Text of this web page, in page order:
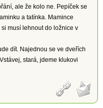
ale že kolo ne. Pepíček se
a tatínka. Mamince
musí lehnout do ložnice v
dít. Najednou se ve dveřích
stará, jdeme klukovi